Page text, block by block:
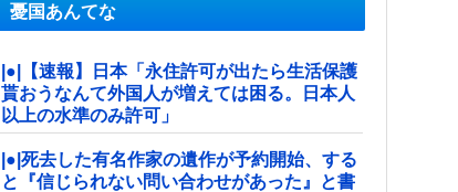
憂国あんてな
|●|【速報】日本「永住許可が出たら生活保護
貰おうなんて外国人が増えては困る。日本人
以上の水準のみ許可」
|●|死去した有名作家の遺作が予約開始、する
と『信じられない問い合わせがあった』と書